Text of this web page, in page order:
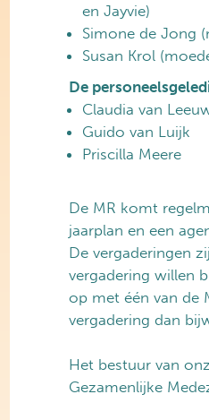
en Jayvie)
Simone de Jong
Susan Krol
De
Claudia van
Guido van Luijk
Priscilla Meere
De MR komt
jaarplan en een
De vergaderingen
vergadering willen
op met één van de
vergadering dan
Het bestuur van
Gezamenlijke